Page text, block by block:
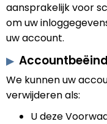
aansprakelijk voor
om uw
uw account.
We kunnen uw
verwijderen als:
U deze